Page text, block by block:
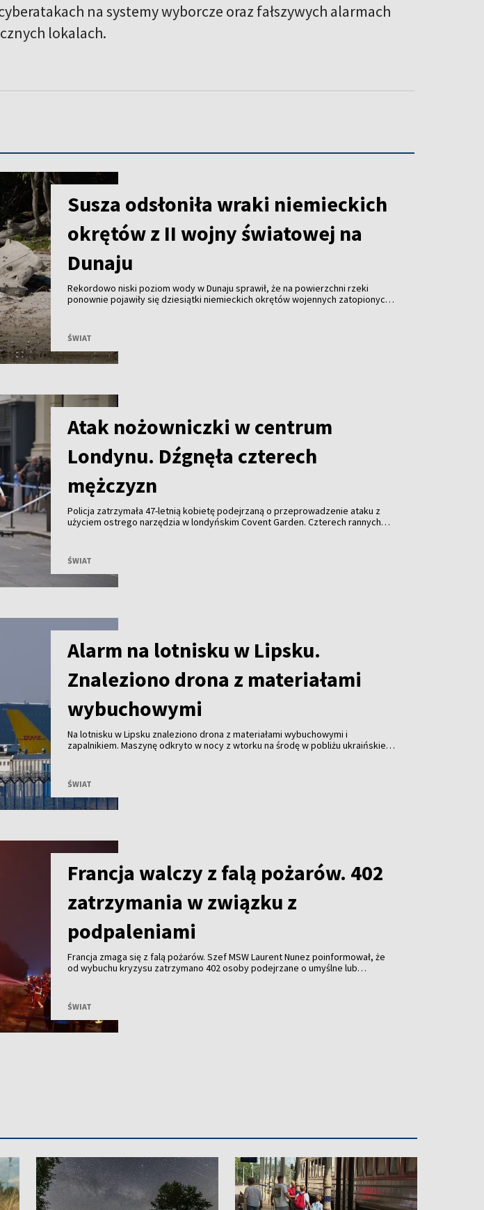
na systemy wyborcze oraz fałszywych alarmach
lokalach.
Susza odsłoniła wraki niemieckich
okrętów z II wojny światowej na
Dunaju
Rekordowo niski poziom wody w Dunaju sprawił, że na powierzchni rzeki
ponownie pojawiły się dziesiątki niemieckich okrętów wojennych zatopionych
ŚWIAT
Atak nożowniczki w centrum
Londynu. Dźgnęła czterech
mężczyzn
Policja zatrzymała 47-letnią kobietę podejrzaną o przeprowadzenie ataku z
użyciem ostrego narzędzia w londyńskim Covent Garden. Czterech rannych
ŚWIAT
Alarm na lotnisku w Lipsku.
Znaleziono drona z materiałami
wybuchowymi
Na lotnisku w Lipsku znaleziono drona z materiałami wybuchowymi i
zapalnikiem. Maszynę odkryto w nocy z wtorku na środę w pobliżu ukraińskiego
ŚWIAT
Francja walczy z falą pożarów. 402
zatrzymania w związku z
podpaleniami
Francja zmaga się z falą pożarów. Szef MSW Laurent Nunez poinformował, że
od wybuchu kryzysu zatrzymano 402 osoby podejrzane o umyślne lub
ŚWIAT